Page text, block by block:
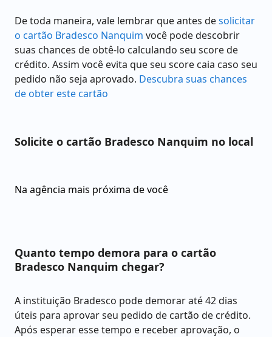
De toda maneira, vale lembrar que antes desolicitar
o cartão Bradesco Nanquim você pode descobrir
suas chances de obtê-lo calculando seu score de
crédito. Assim você evita que seu score caia caso seu
pedido não seja aprovado. Descubra suas chances
de obter este cartão
Solicite o cartão Bradesco Nanquim no local
Na agência mais próxima de você
Quanto tempo demora para o cartão
Bradesco Nanquim chegar?
A instituição Bradesco pode demorar até 42 dias
úteis para aprovar seu pedido de cartão de crédito.
Após esperar esse tempo e receber aprovação, o